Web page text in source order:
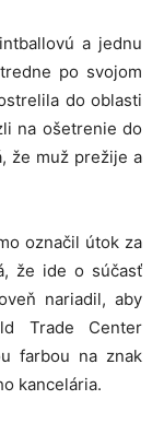
a jednu
po svojom
do oblasti
na ošetrenie do
že muž prežije a
označil útok za
že ide o súčasť
nariadil, aby
Trade Center
farbou na znak
kancelária.